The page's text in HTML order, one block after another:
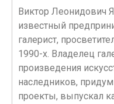
Виктор Леонидович
известный
галерист,
1990-х. Владелец
произведения
наследников,
проекты, выпускал